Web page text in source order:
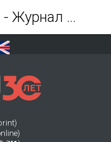
MiningWorld Russia - Журнал Горная промышленность